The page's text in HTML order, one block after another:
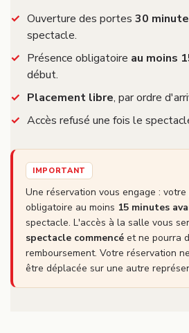
Ouverture des portes 30
spectacle.
Présence obligatoire au moins
début.
Placement libre, par ordre
Accès refusé une fois le
IMPORTANT
Une réservation vous engage :
obligatoire au moins 15 minutes
spectacle. L'accès à la salle vous
spectacle commencé et ne pourra
remboursement. Votre réservation
être déplacée sur une autre